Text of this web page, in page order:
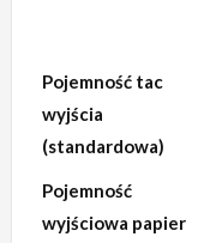
Pojemność tac
wyjścia
(standardowa)
Pojemność
wyjściowa papier